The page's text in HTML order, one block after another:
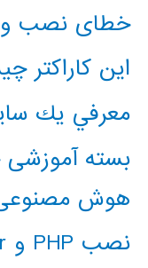
خطای نصب
این کاراکتر
معرفي يك
بسته
هوش
نصب PHP و composer در ویندوز 10